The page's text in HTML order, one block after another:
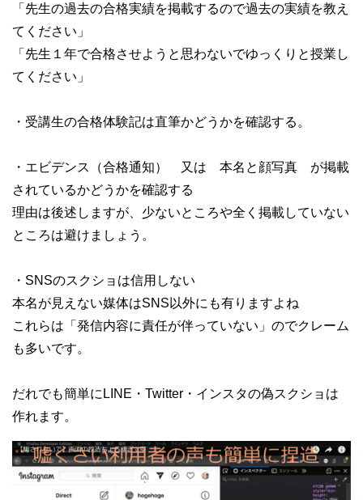
「先生の過去の合格実績を掲載するので過去の実績を教え
てください」
「先生１年で合格させようと思わないでゆっくりと授業し
てください」
・受講生の合格体験記は直筆かどうかを確認する。
・エビデンス（合格通知） 又は 本名と顔写真 が掲載
されているかどうかを確認する
理由は後述しますが、少ないところや全く掲載していない
ところは避けましょう。
・SNSのスクショは信用しない
本名が見えない媒体はSNS以外にも有りますよね
これらは「発信内容に責任が伴っていない」のでクレーム
も多いです。
だれでも簡単にLINE・Twitter・インスタの偽スクショは
作れます。